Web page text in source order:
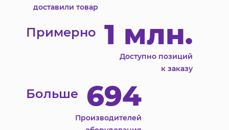
доставили товар
Примерно 1 млн.
Доступно позиций
к заказу
Больше 694
Производителей